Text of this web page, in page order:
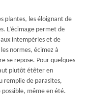
plantes, les éloignant de
L’écimage permet de
intempéries et de
normes, écimez à
se repose. Pour quelques
plutôt étêter en
remplie de parasites,
même en été.